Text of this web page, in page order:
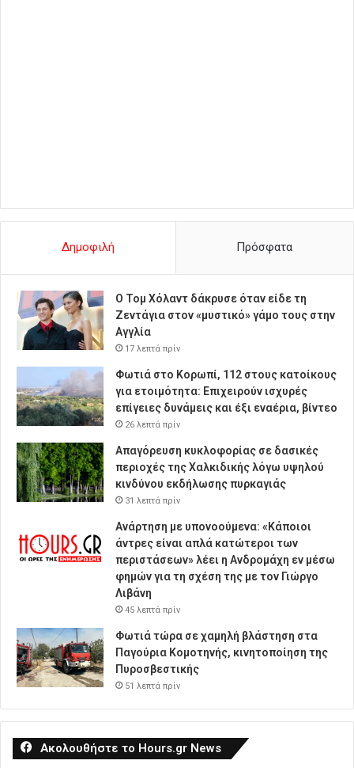
Δημοφιλή Πρόσφατα
Ο Τομ Χόλαντ δάκρυσε όταν είδε τη
Ζεντάγια στον «μυστικό» γάμο τους στην
Αγγλία
17 λεπτά πρίν
Φωτιά στο Κορωπί, 112 στους κατοίκους
για ετοιμότητα: Επιχειρούν ισχυρές
επίγειες δυνάμεις και έξι εναέρια, βίντεο
26 λεπτά πρίν
Απαγόρευση κυκλοφορίας σε δασικές
περιοχές της Χαλκιδικής λόγω υψηλού
κινδύνου εκδήλωσης πυρκαγιάς
31 λεπτά πρίν
Ανάρτηση με υπονοούμενα: «Κάποιοι
άντρες είναι απλά κατώτεροι των
περιστάσεων» λέει η Ανδρομάχη εν μέσω
φημών για τη σχέση της με τον Γιώργο
Λιβάνη
45 λεπτά πρίν
Φωτιά τώρα σε χαμηλή βλάστηση στα
Παγούρια Κομοτηνής, κινητοποίηση της
Πυροσβεστικής
51 λεπτά πρίν
Ακολουθήστε το Hours.gr News